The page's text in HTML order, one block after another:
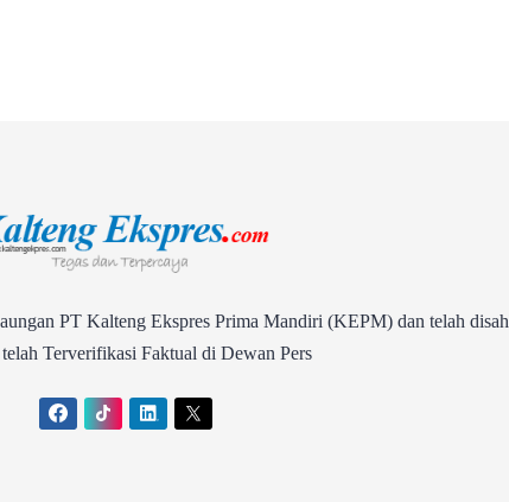
PT Kalteng Ekspres Prima Mandiri (KEPM) dan telah
Terverifikasi Faktual di Dewan Pers